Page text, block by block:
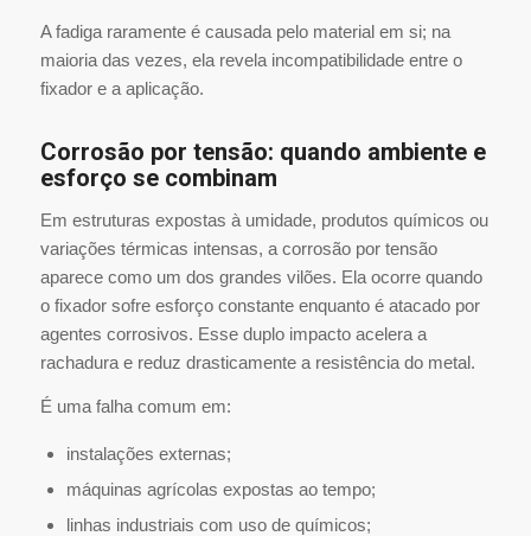
A fadiga raramente é causada pelo material em si; na
maioria das vezes, ela revela incompatibilidade entre o
fixador e a aplicação.
Corrosão por tensão: quando ambiente e
esforço se combinam
Em estruturas expostas à umidade, produtos químicos ou
variações térmicas intensas, a corrosão por tensão
aparece como um dos grandes vilões. Ela ocorre quando
o fixador sofre esforço constante enquanto é atacado por
agentes corrosivos. Esse duplo impacto acelera a
rachadura e reduz drasticamente a resistência do metal.
É uma falha comum em:
instalações externas;
máquinas agrícolas expostas ao tempo;
linhas industriais com uso de químicos;